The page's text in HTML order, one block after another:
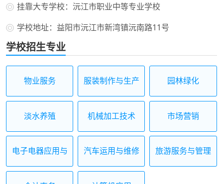
挂靠大专学校：沅江市职业中等专业学校
学校地址：益阳市沅江市新湾镇沅南路11号
学校招生专业
物业服务
服装制作与生产
园林绿化
淡水养殖 机械加工技术 市场营销
电子电器应用与
汽车运用与维修 旅游服务与管理